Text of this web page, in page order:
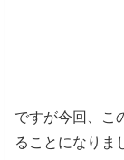
ですが今回、こ
ることになりま